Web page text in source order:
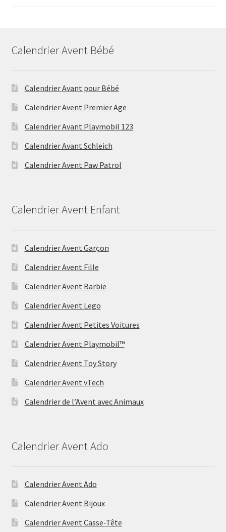
Calendrier Avent Bébé
Calendrier Avant pour Bébé
Calendrier Avent Premier Age
Calendrier Avant Playmobil 123
Calendrier Avant Schleich
Calendrier Avent Paw Patrol
Calendrier Avent Enfant
Calendrier Avent Garçon
Calendrier Avent Fille
Calendrier Avent Barbie
Calendrier Avent Lego
Calendrier Avent Petites Voitures
Calendrier Avent Playmobil™
Calendrier Avent Toy Story
Calendrier Avent vTech
Calendrier de l’Avent avec Animaux
Calendrier Avent Ado
Calendrier Avent Ado
Calendrier Avent Bijoux
Calendrier Avent Casse-Tête